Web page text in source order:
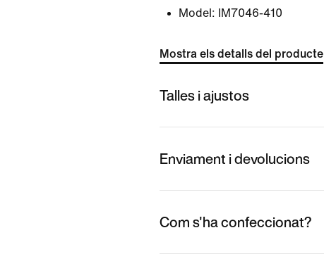
Model:
IM7046-410
Mostra els detalls del producte
Talles i ajustos
Enviament i devolucions
Com s'ha confeccionat?